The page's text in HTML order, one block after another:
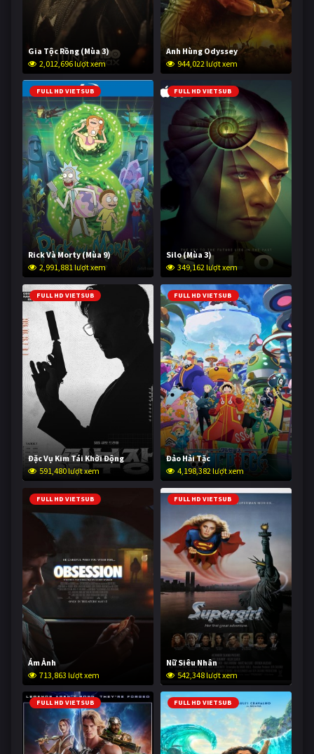
Gia Tộc Rồng (Mùa 3)
2,012,696 lượt xem
Anh Hùng Odyssey
944,022 lượt xem
FULL HD VIETSUB
Rick Và Morty (Mùa 9)
2,991,881 lượt xem
FULL HD VIETSUB
Silo (Mùa 3)
349,162 lượt xem
FULL HD VIETSUB
Đặc Vụ Kim Tái Khởi Động
591,480 lượt xem
FULL HD VIETSUB
Đảo Hải Tặc
4,198,382 lượt xem
FULL HD VIETSUB
Ám Ảnh
713,863 lượt xem
FULL HD VIETSUB
Nữ Siêu Nhân
542,348 lượt xem
FULL HD VIETSUB FULL HD VIETSUB